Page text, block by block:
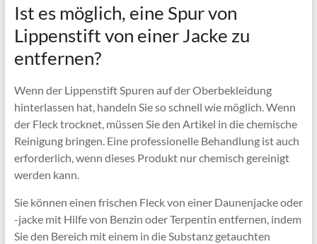
Ist es möglich, eine Spur von
Lippenstift von einer Jacke zu
entfernen?
Wenn der Lippenstift Spuren auf der Oberbekleidung
hinterlassen hat, handeln Sie so schnell wie möglich. Wenn
der Fleck trocknet, müssen Sie den Artikel in die chemische
Reinigung bringen. Eine professionelle Behandlung ist auch
erforderlich, wenn dieses Produkt nur chemisch gereinigt
werden kann.
Sie können einen frischen Fleck von einer Daunenjacke oder
-jacke mit Hilfe von Benzin oder Terpentin entfernen, indem
Sie den Bereich mit einem in die Substanz getauchten